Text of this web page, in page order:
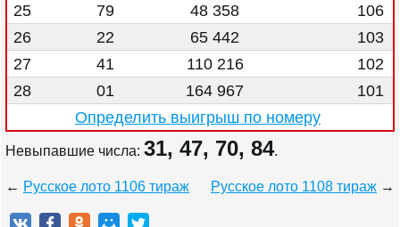
25
79 48 358
106
26
22 65 442
103
27
41 110 216
102
28
01 164 967
101
Определить выигрыш по номеру
Невыпавшие числа: 31, 47, 70, 84.
← Русское лото 1106 тираж Русское лото 1108 тираж →